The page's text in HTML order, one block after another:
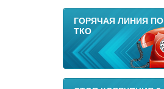
ГОРЯЧАЯ ЛИНИЯ ПО
ТКО